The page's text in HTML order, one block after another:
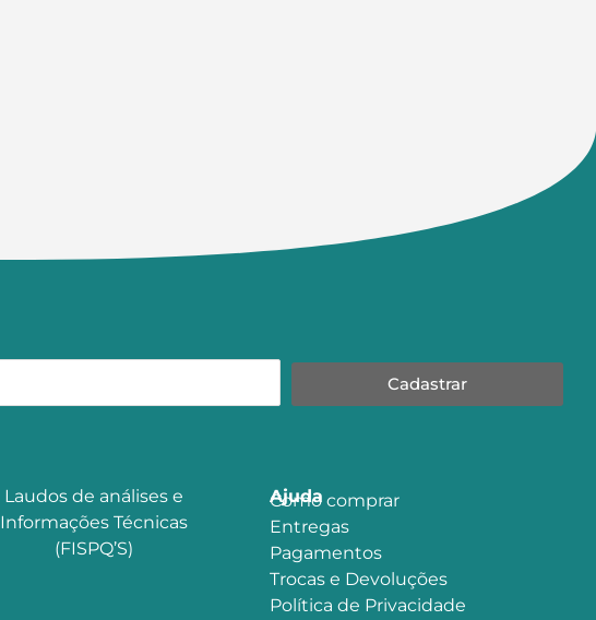
Cadastrar
Laudos de análises e
Informações Técnicas
(FISPQ’S)
Ajuda
Como comprar
Entregas
Pagamentos
Trocas e Devoluções
Política de Privacidade